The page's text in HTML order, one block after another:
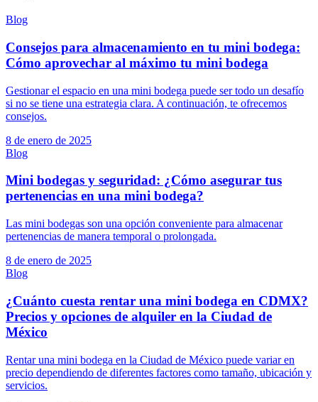
Blog
Consejos para almacenamiento en tu mini bodega:
Cómo aprovechar al máximo tu mini bodega
Gestionar el espacio en una mini bodega puede ser todo un desafío
si no se tiene una estrategia clara. A continuación, te ofrecemos
consejos.
8 de enero de 2025
Blog
Mini bodegas y seguridad: ¿Cómo asegurar tus
pertenencias en una mini bodega?
Las mini bodegas son una opción conveniente para almacenar
pertenencias de manera temporal o prolongada.
8 de enero de 2025
Blog
¿Cuánto cuesta rentar una mini bodega en CDMX?
Precios y opciones de alquiler en la Ciudad de
México
Rentar una mini bodega en la Ciudad de México puede variar en
precio dependiendo de diferentes factores como tamaño, ubicación y
servicios.